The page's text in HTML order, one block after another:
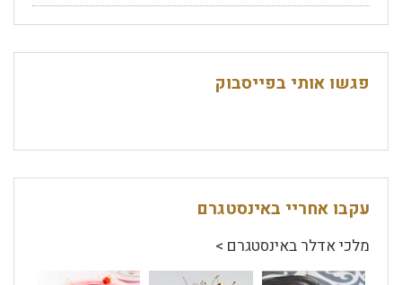
פגשו אותי בפייסבוק
עקבו אחריי באינסטגרם
מלכי אדלר באינסטגרם >